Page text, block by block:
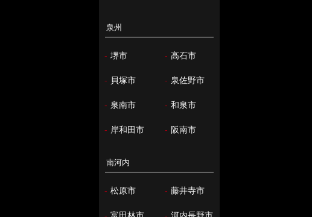
泉州
- 堺市 - 高石市
- 貝塚市 - 泉佐野市
- 泉南市 - 和泉市
- 岸和田市 - 阪南市
南河内
- 松原市 - 藤井寺市